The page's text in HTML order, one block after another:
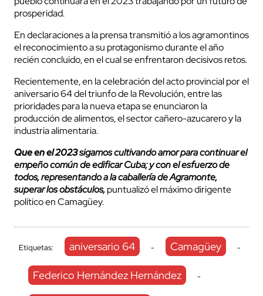
prosperidad.
En declaraciones a la prensa transmitió a los agramontinos
el reconocimiento a su protagonismo durante el año
recién concluido, en el cual se enfrentaron decisivos retos.
Recientemente, en la celebración del acto provincial por el
aniversario 64 del triunfo de la Revolución, entre las
prioridades para la nueva etapa se enunciaron la
producción de alimentos, el sector cañero-azucarero y la
industria alimentaria.
Que en el2023sigamos cultivando amor para continuar el
empeño común de edificar Cuba; y con el esfuerzo de
todos, representando a la caballería de Agramonte,
superar los obstáculos,puntualizó el máximo dirigente
político en Camagüey.
Etiquetas: aniversario 64 - Camagüey -
Federico Hernández Hernández -